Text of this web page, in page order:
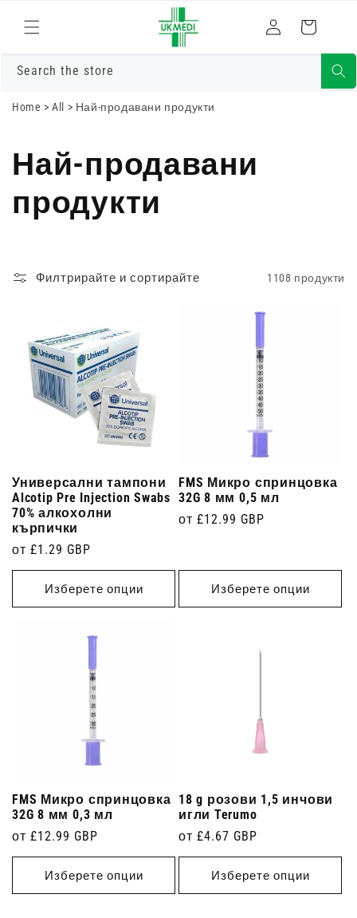
към
съдържанието
Влизам Количка
Search the store
Home >All > Най-продавани продукти
Най-продавани
продукти
Филтрирайте и сортирайте 1108 продукти
Универсални тампони
Alcotip Pre Injection Swabs
70% алкохолни
кърпички
Редовна
цена
от £1.29 GBP
Изберете опции
FMS Микро спринцовка
32G 8 мм 0,5 мл
Редовна
от £12.99 GBP
Изберете опции
FMS Микро спринцовка
32G 8 мм 0,3 мл
Редовна
цена
от £12.99 GBP
Изберете опции
18 g розови 1,5 инчови
игли Terumo
Редовна
цена
от £4.67 GBP
Изберете опции